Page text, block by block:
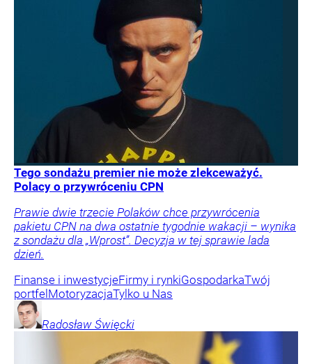
Tego sondażu premier nie może zlekceważyć.
Polacy o przywróceniu CPN
Prawie dwie trzecie Polaków chce przywrócenia
pakietu CPN na dwa ostatnie tygodnie wakacji – wynika
z sondażu dla „Wprost”. Decyzja w tej sprawie lada
dzień.
Finanse i inwestycjeFirmy i rynkiGospodarkaTwój
portfelMotoryzacjaTylko u Nas
Radosław Święcki